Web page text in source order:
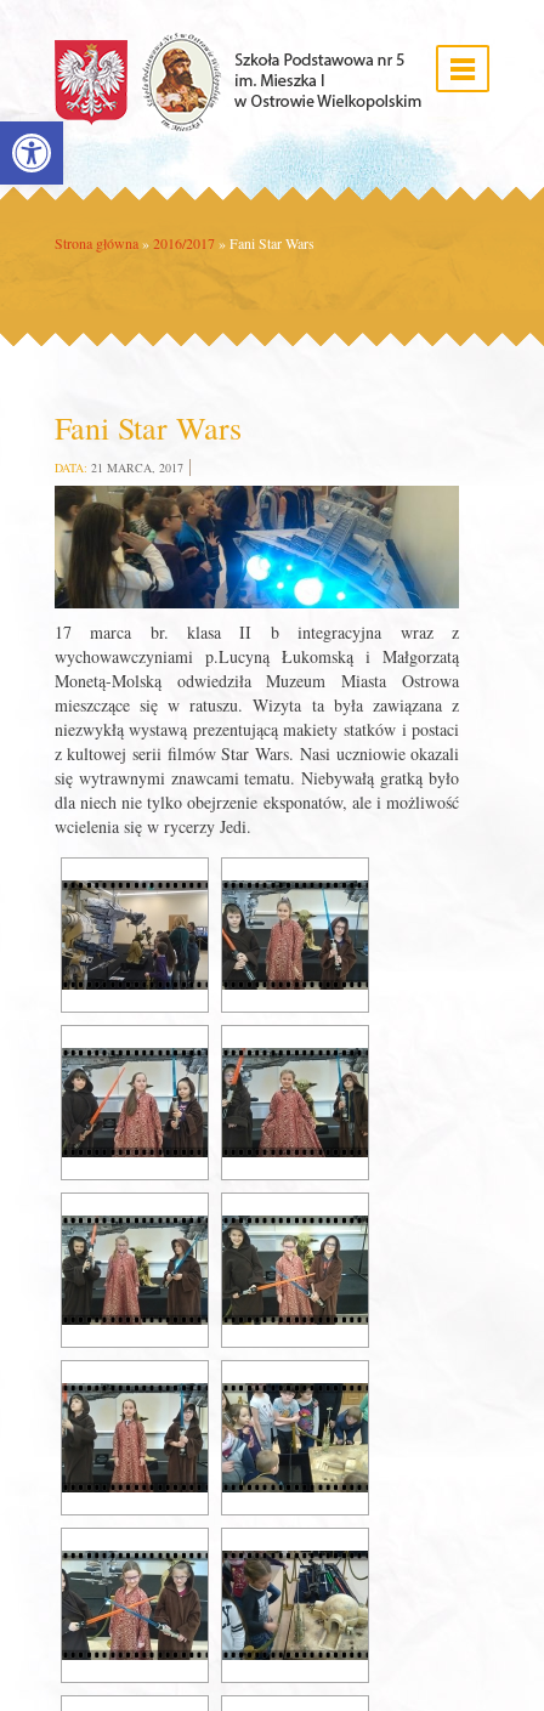
Open toolbar
Strona główna » 2016/2017 »Fani Star Wars
Fani Star Wars
DATA: 21 MARCA, 2017
17 marca br. klasa II b integracyjna wraz z
wychowawczyniami p.Lucyną Łukomską i Małgorzatą
Monetą-Molską odwiedziła Muzeum Miasta Ostrowa
mieszczące się w ratuszu. Wizyta ta była zawiązana z
niezwykłą wystawą prezentującą makiety statków i postaci
z kultowej serii filmów Star Wars. Nasi uczniowie okazali
się wytrawnymi znawcami tematu. Niebywałą gratką było
dla niech nie tylko obejrzenie eksponatów, ale i możliwość
wcielenia się w rycerzy Jedi.